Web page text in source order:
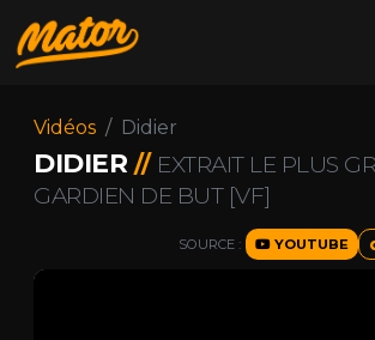
Vidéos Didier
DIDIER // EXTRAIT LE PLUS
GARDIEN DE BUT [VF]
SOURCE : YOUTUBE